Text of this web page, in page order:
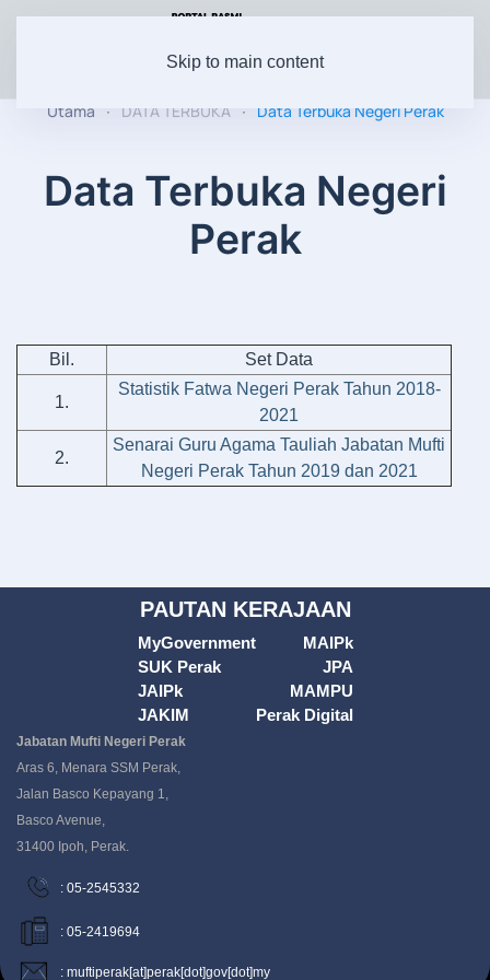
Skip to main content
Utama DATA TERBUKA Data Terbuka Negeri Perak
Data Terbuka Negeri
Perak
Bil. Set Data
1.
Statistik Fatwa Negeri Perak Tahun 2018-
2021
2.
Senarai Guru Agama Tauliah Jabatan Mufti
Negeri Perak Tahun 2019 dan 2021
PAUTAN KERAJAAN
MyGovernment
SUK Perak
JAIPk
JAKIM
MAIPk
JPA
MAMPU
Perak Digital
Jabatan Mufti Negeri Perak
Aras 6, Menara SSM Perak,
Jalan Basco Kepayang 1,
Basco Avenue,
31400 Ipoh, Perak.
: 05-2545332
: 05-2419694
: muftiperak[at]perak[dot]gov[dot]my